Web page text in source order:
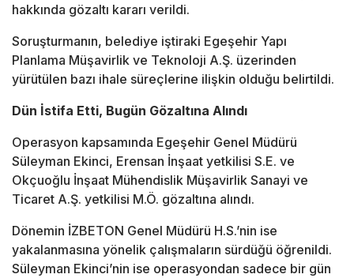
hakkında gözaltı kararı verildi.
Soruşturmanın, belediye iştiraki Egeşehir Yapı
Planlama Müşavirlik ve Teknoloji A.Ş. üzerinden
yürütülen bazı ihale süreçlerine ilişkin olduğu belirtildi.
Dün İstifa Etti, Bugün Gözaltına Alındı
Operasyon kapsamında Egeşehir Genel Müdürü
Süleyman Ekinci, Erensan İnşaat yetkilisi S.E. ve
Okçuoğlu İnşaat Mühendislik Müşavirlik Sanayi ve
Ticaret A.Ş. yetkilisi M.Ö. gözaltına alındı.
Dönemin İZBETON Genel Müdürü H.S.’nin ise
yakalanmasına yönelik çalışmaların sürdüğü öğrenildi.
Süleyman Ekinci’nin ise operasyondan sadece bir gün